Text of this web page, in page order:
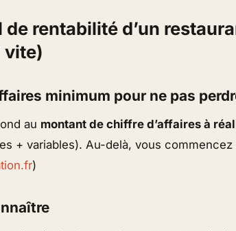
rentabilité d’un
vite)
minimum pour ne pas
au montant de chiffre d’affaires à
+ variables). Au-delà, vous commencez
)